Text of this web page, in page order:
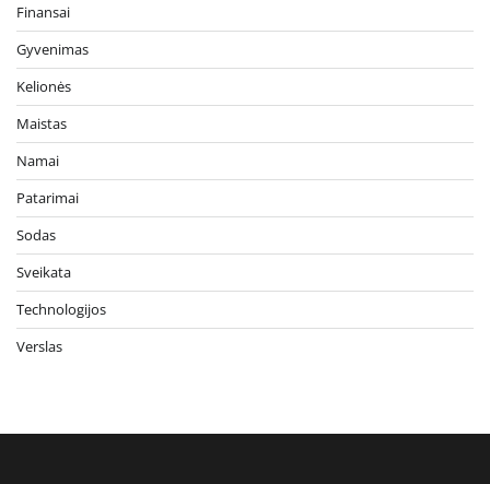
Finansai
Gyvenimas
Kelionės
Maistas
Namai
Patarimai
Sodas
Sveikata
Technologijos
Verslas